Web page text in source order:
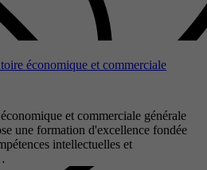
économique et commerciale
et commerciale générale
une formation d'excellence fondée
intellectuelles et